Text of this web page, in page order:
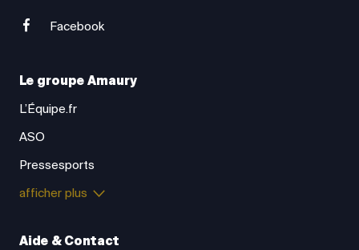
Facebook
Le groupe Amaury
L’Équipe.fr
ASO
Pressesports
afficher plus
Aide & Contact